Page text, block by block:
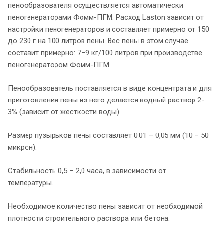
пенообразователя осуществляется автоматически
пеногенераторами Фомм-ПГМ. Расход Laston зависит от
настройки пеногенераторов и составляет примерно от 150
до 230 г на 100 литров пены. Вес пены в этом случае
составит примерно: 7–9 кг/100 литров при производстве
пеногенератором Фомм-ПГМ.
Пенообразователь поставляется в виде концентрата и для
приготовления пены из него делается водный раствор 2-
3% (зависит от жесткости воды).
Размер пузырьков пены составляет 0,01 – 0,05 мм (10 – 50
микрон).
Стабильность 0,5 – 2,0 часа, в зависимости от
температуры.
Необходимое количество пены зависит от необходимой
плотности строительного раствора или бетона.